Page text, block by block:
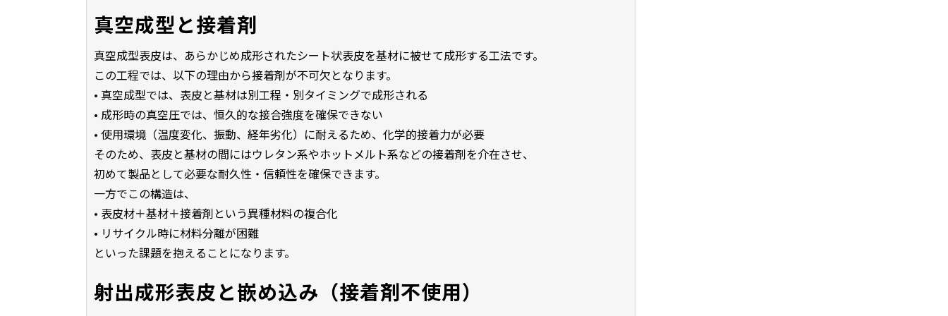
真空成型と接着剤
真空成型表皮は、あらかじめ成形されたシート状表皮を基材に被せて成形する工法です。
この工程では、以下の理由から接着剤が不可欠となります。
• 真空成型では、表皮と基材は別工程・別タイミングで成形される
• 成形時の真空圧では、恒久的な接合強度を確保できない
• 使用環境（温度変化、振動、経年劣化）に耐えるため、化学的接着力が必要
そのため、表皮と基材の間にはウレタン系やホットメルト系などの接着剤を介在させ、
初めて製品として必要な耐久性・信頼性を確保できます。
一方でこの構造は、
• 表皮材＋基材＋接着剤という異種材料の複合化
• リサイクル時に材料分離が困難
といった課題を抱えることになります。
射出成形表皮と嵌め込み（接着剤不使用）